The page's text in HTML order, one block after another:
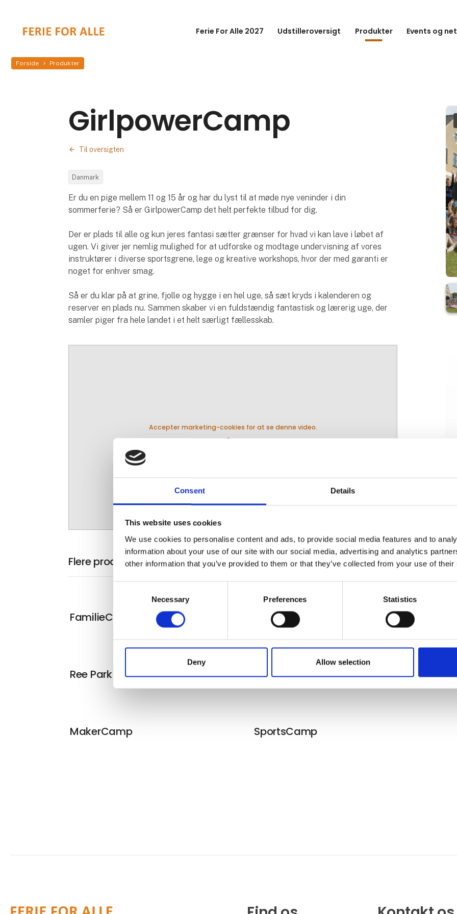
Consent Details
This website uses cookies
We use cookies to personalise content and ads, to provide social media features and to
information about your use of our site with our social media, advertising and analytics
other information that you’ve provided to them or that they’ve collected from your use of
Necessary Preferences Statistics
Deny Allow selection
Ferie For Alle 2027 Udstilleroversigt Produkter Events og
Forside Produkter
GirlpowerCamp
Til oversigten
Danmark
Er du en pige mellem 11 og 15 år og har du lyst til at møde nye veninder i din
sommerferie? Så er GirlpowerCamp det helt perfekte tilbud for dig.
Der er plads til alle og kun jeres fantasi sætter grænser for hvad vi kan lave i løbet af
ugen. Vi giver jer nemlig mulighed for at udforske og modtage undervisning af vores
instruktører i diverse sportsgrene, lege og kreative workshops, hvor der med garanti er
noget for enhver smag.
Så er du klar på at grine, fjolle og hygge i en hel uge, så sæt kryds i kalenderen og
reserver en plads nu. Sammen skaber vi en fuldstændig fantastisk og lærerig uge, der
samler piger fra hele landet i et helt særligt fællesskab.
Accepter marketing-cookies for at se denne video.
play_arrow
Flere produkter fra Din Camp
FamilieCamp FamilieCamp med Padel
Ree Park FamilieCamp FamilieCamp med børnebørn
MakerCamp SportsCamp